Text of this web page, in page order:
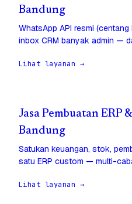
Bandung
WhatsApp API resmi
inbox CRM banyak admin —
Lihat layanan →
Jasa Pembuatan ERP
Bandung
Satukan keuangan, stok,
satu ERP custom — multi-
Lihat layanan →